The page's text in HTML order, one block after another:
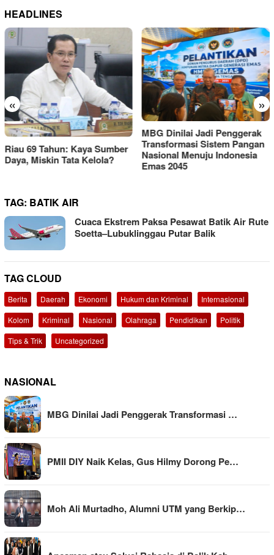
HEADLINES
« »
MBG Dinilai Jadi Penggerak
Transformasi Sistem Pangan
Nasional Menuju Indonesia
Emas 2045
KEMAKI Geruduk Kejati
Jatim, Desak Usut Dugaan
Mark-up Anggaran Dishub
Rp111 Miliar
TAG: BATIK AIR
Cuaca Ekstrem Paksa Pesawat Batik Air Rute
Soetta–Lubuklinggau Putar Balik
TAG CLOUD
Berita Daerah Ekonomi Hukum dan Kriminal
Internasional
Kolom
Kriminal Nasional Olahraga Pendidikan
Politik
Tips & Trik
Uncategorized
NASIONAL
MBG Dinilai Jadi Penggerak Transformasi …
PMII DIY Naik Kelas, Gus Hilmy Dorong Pe…
Moh Ali Murtadho, Alumni UTM yang Berkip…